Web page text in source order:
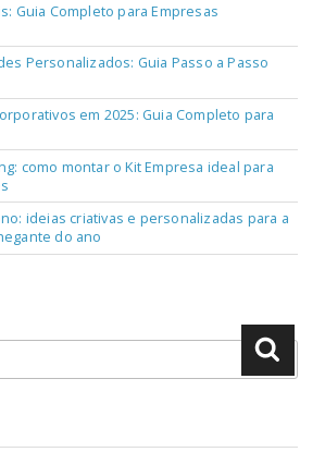
Guia Completo para Empresas
Personalizados: Guia Passo a Passo
em 2025: Guia Completo para
como montar o Kit Empresa ideal para
ideias criativas e personalizadas para a
do ano